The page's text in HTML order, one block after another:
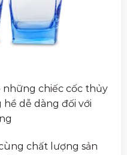
những chiếc cốc thủy
dễ dàng đối với
chất lượng sản